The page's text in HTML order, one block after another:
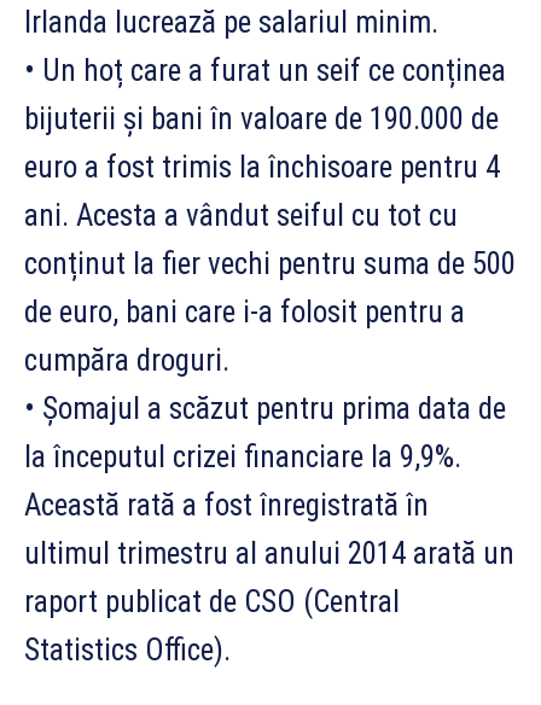
Irlanda lucrează pe salariul minim.
• Un hoț care a furat un seif ce conținea
bijuterii și bani în valoare de 190.000 de
euro a fost trimis la închisoare pentru 4
ani. Acesta a vândut seiful cu tot cu
conținut la fier vechi pentru suma de 500
de euro, bani care i-a folosit pentru a
cumpăra droguri.
• Șomajul a scăzut pentru prima data de
la începutul crizei financiare la 9,9%.
Această rată a fost înregistrată în
ultimul trimestru al anului 2014 arată un
raport publicat de CSO (Central
Statistics Office).